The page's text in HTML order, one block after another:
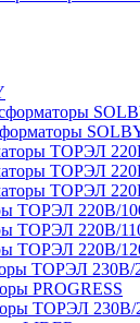
ТОРЭЛ
ТОРЭЛ
ТОРЭЛ
220В/
220В/
220В/
ТОРЭЛ 230В/
PROGRESS
ТОРЭЛ 230В/